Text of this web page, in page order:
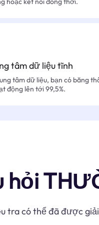
tâm dữ liệu tĩnh
tâm dữ liệu, bạn có băng
động lên tới 99,5%.
hỏi
tra có thể đã được